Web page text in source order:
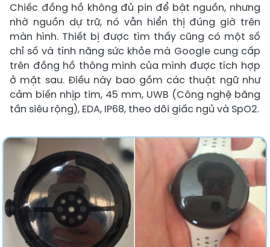
Chiếc đồng hồ không đủ pin để bật nguồn, nhưng
nhờ nguồn dự trữ, nó vẫn hiển thị đúng giờ trên
màn hình. Thiết bị được tìm thấy cũng có một số
chỉ số và tính năng sức khỏe mà Google cung cấp
trên đồng hồ thông minh của mình được tích hợp
ở mặt sau. Điều này bao gồm các thuật ngữ như
cảm biến nhịp tim, 45 mm, UWB (Công nghệ băng
tần siêu rộng), EDA, IP68, theo dõi giấc ngủ và SpO2.